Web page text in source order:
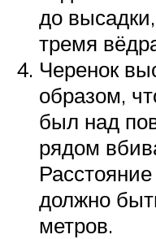
до
тремя
Черенок
образом,
был над
рядом
должно
метров.